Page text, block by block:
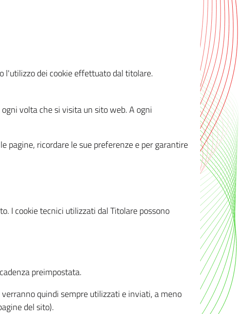
l'utilizzo dei cookie effettuato dal titolare.
volta che si visita un sito web. A ogni
pagine, ricordare le sue preferenze e per garantire
I cookie tecnici utilizzati dal Titolare possono
preimpostata.
quindi sempre utilizzati e inviati, a meno
del sito).